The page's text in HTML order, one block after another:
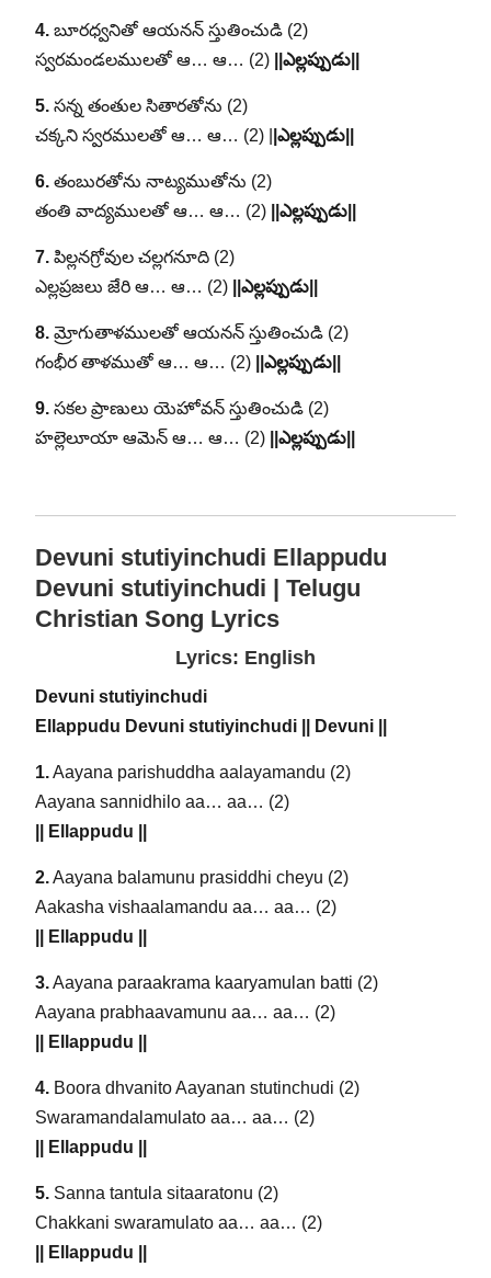
4. బూరధ్వనితో ఆయనన్ స్తుతించుడి (2)
స్వరమండలములతో ఆ… ఆ… (2)
||ఎల్లప్పుడు||
5. సన్న తంతుల సితారతోను (2)
చక్కని స్వరములతో ఆ… ఆ… (2) |
|ఎల్లప్పుడు||
6. తంబురతోను నాట్యముతోను (2)
తంతి వాద్యములతో ఆ… ఆ… (2)||ఎల్లప్పుడు||
7. పిల్లనగ్రోవుల చల్లగనూది (2)
ఎల్లప్రజలు జేరి ఆ… ఆ… (2)
||ఎల్లప్పుడు||
8. మ్రోగుతాళములతో ఆయనన్ స్తుతించుడి (2)
గంభీర తాళముతో ఆ… ఆ… (2)
||ఎల్లప్పుడు||
9. సకల ప్రాణులు యెహోవన్ స్తుతించుడి (2)
హల్లెలూయా ఆమెన్ ఆ… ఆ… (2)
||ఎల్లప్పుడు||
Devuni stutiyinchudi Ellappudu
Devuni stutiyinchudi | Telugu
Christian Song Lyrics
Lyrics: English
Devuni stutiyinchudi
Ellappudu Devuni stutiyinchudi || Devuni ||
1.Aayana parishuddha aalayamandu (2)
Aayana sannidhilo aa… aa… (2)
|| Ellappudu ||
2.Aayana balamunu prasiddhi cheyu (2)
Aakasha vishaalamandu aa… aa… (2)
|| Ellappudu ||
3.Aayana paraakrama kaaryamulan batti (2)
Aayana prabhaavamunu aa… aa… (2)
|| Ellappudu ||
4.Boora dhvanito Aayanan stutinchudi (2)
Swaramandalamulato aa… aa… (2)
|| Ellappudu ||
5.Sanna tantula sitaaratonu (2)
Chakkani swaramulato aa… aa… (2)
|| Ellappudu ||